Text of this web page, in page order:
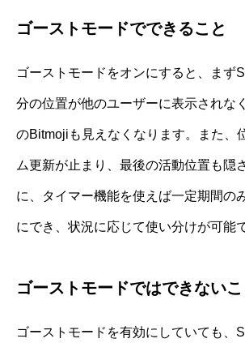
ゴーストモードでできること
ゴーストモードをオンにすると、まず
分の位置が他のユーザーに表示されな
のBitmojiも見えなくなります。また、
ム更新が止まり、最後の活動位置も隠
に、タイマー機能を使えば一定期間の
にでき、状況に応じて使い分けが可能
ゴーストモードではできないこ
ゴーストモードを有効にしていても、